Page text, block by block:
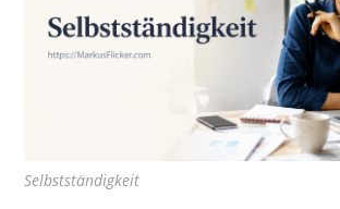
Selbstständigkeit